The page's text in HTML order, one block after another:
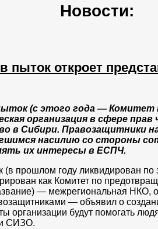
Новости:
пыток откроет
(с этого года — Комитет
организация в сфере
в Сибири. Правозащитники
насилию со стороны
их интересы в ЕСПЧ.
(в прошлом году ликвидирован по
как Комитет по
— межрегиональная НКО,
— объявил о
организации будут помогать
и СИЗО.